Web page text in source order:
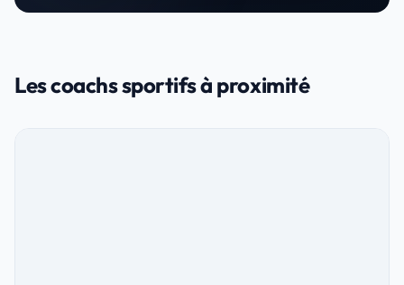
Les coachs sportifs à proximité